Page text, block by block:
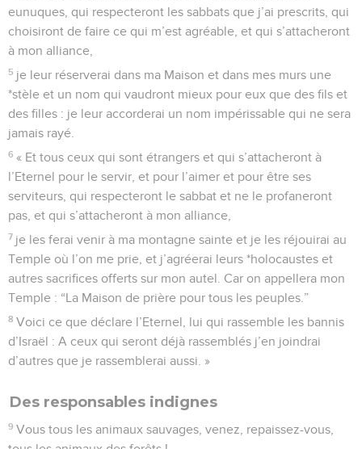
eunuques, qui respecteront les sabbats que j’ai prescrits, qui
choisiront de faire ce qui m’est agréable, et qui s’attacheront
à mon alliance,
5 je leur réserverai dans ma Maison et dans mes murs une
*stèle et un nom qui vaudront mieux pour eux que des fils et
des filles : je leur accorderai un nom impérissable qui ne sera
jamais rayé.
6 « Et tous ceux qui sont étrangers et qui s’attacheront à
l’Eternel pour le servir, et pour l’aimer et pour être ses
serviteurs, qui respecteront le sabbat et ne le profaneront
pas, et qui s’attacheront à mon alliance,
7 je les ferai venir à ma montagne sainte et je les réjouirai au
Temple où l’on me prie, et j’agréerai leurs *holocaustes et
autres sacrifices offerts sur mon autel. Car on appellera mon
Temple : “La Maison de prière pour tous les peuples.”
8 Voici ce que déclare l’Eternel, lui qui rassemble les bannis
d’Israël : A ceux qui seront déjà rassemblés j’en joindrai
d’autres que je rassemblerai aussi. »
Des responsables indignes
9 Vous tous les animaux sauvages, venez, repaissez-vous,